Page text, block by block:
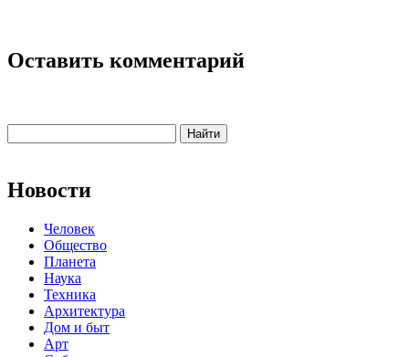
Оставить комментарий
Новости
Человек
Общество
Планета
Наука
Техника
Архитектура
Дом и быт
Арт